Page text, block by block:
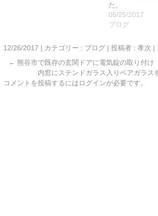
た。
05/25/2017
ブログ
12/26/2017 | カテゴリー : ブログ | 投稿者 : 孝次 |
← 熊谷市で既存の玄関ドアに電気錠の取り付け
内窓にステンドガラス入りペアガラス
コメントを投稿するにはログインが必要です。